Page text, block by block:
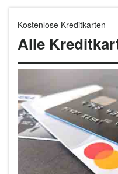
Kostenlose Kreditkarten
Alle